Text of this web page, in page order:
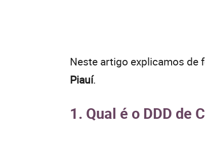
Neste artigo explicamos de
Piauí.
1. Qual é o DDD de